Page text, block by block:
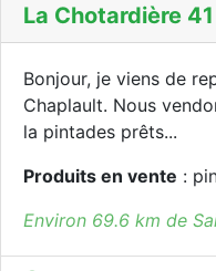
La Chotardière 41
Bonjour, je viens de
Chaplault. Nous
la pintades prêts...
Produits en vente :
Environ 69.6 km de